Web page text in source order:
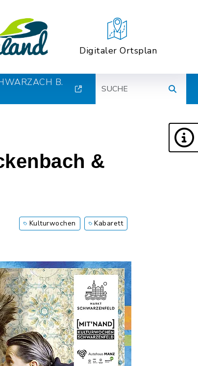
Digitaler Ortsplan
B.
&
Kulturwochen Kabarett